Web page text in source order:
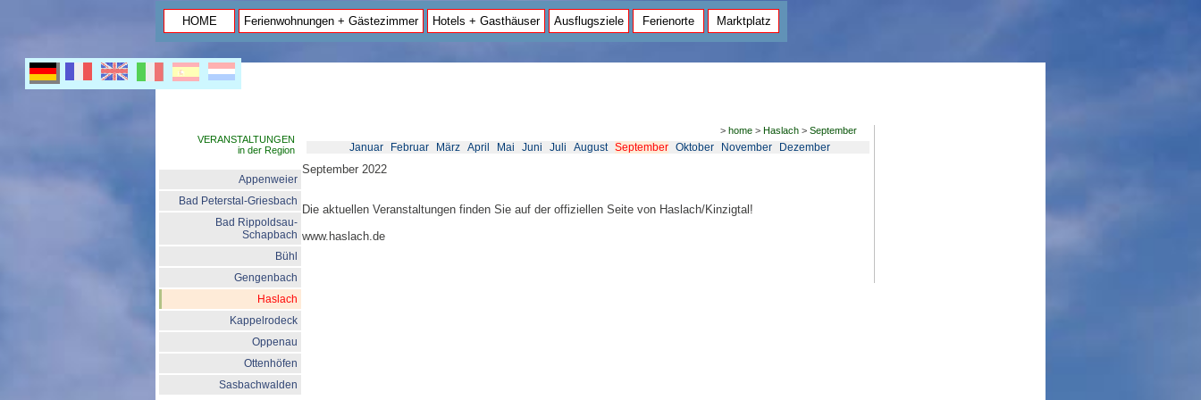
HOME Ferienwohnungen + Gästezimmer Hotels + Gasthäuser Ausflugsziele Ferienorte Marktplatz
VERANSTALTUNGEN
in der Region
Appenweier
Bad Peterstal-Griesbach
Bad Rippoldsau-
Schapbach
Bühl
Gengenbach
Haslach
Kappelrodeck
Oppenau
Ottenhöfen
Sasbachwalden
> home> Haslach> September
Januar Februar März April Mai Juni Juli August September Oktober November Dezember
September 2022
Die aktuellen Veranstaltungen finden Sie auf der offiziellen Seite von Haslach/Kinzigtal!
www.haslach.de